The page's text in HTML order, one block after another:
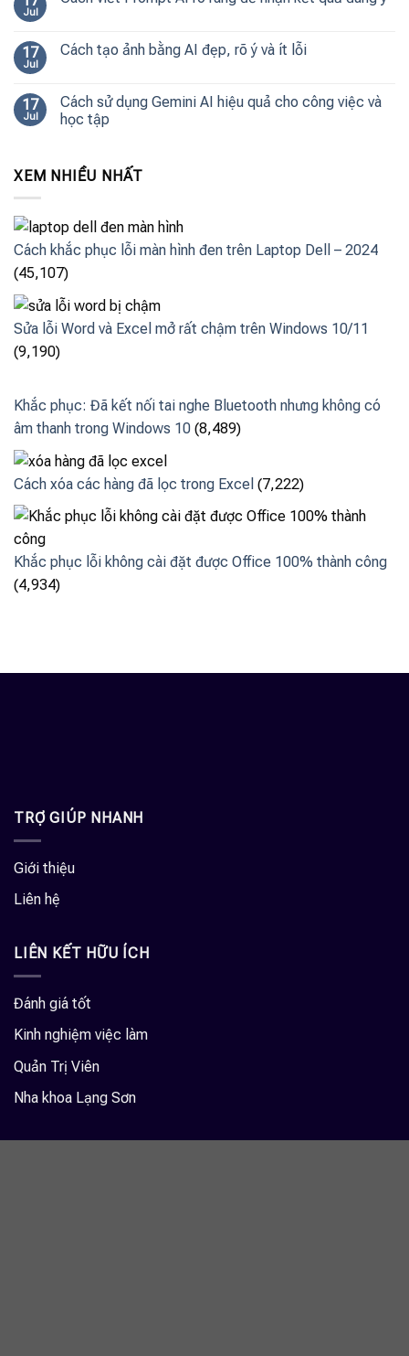
Jul
17
Jul
Cách tạo ảnh bằng AI đẹp, rõ ý và ít lỗi
17
Jul
Cách sử dụng Gemini AI hiệu quả cho công việc và
học tập
XEM NHIỀU NHẤT
Cách khắc phục lỗi màn hình đen trên Laptop Dell – 2024
(45,107)
Sửa lỗi Word và Excel mở rất chậm trên Windows 10/11
(9,190)
Khắc phục: Đã kết nối tai nghe Bluetooth nhưng không có
âm thanh trong Windows 10 (8,489)
Cách xóa các hàng đã lọc trong Excel (7,222)
Khắc phục lỗi không cài đặt được Office 100% thành công
(4,934)
TRỢ GIÚP NHANH
Giới thiệu
Liên hệ
LIÊN KẾT HỮU ÍCH
Đánh giá tốt
Kinh nghiệm việc làm
Quản Trị Viên
Nha khoa Lạng Sơn